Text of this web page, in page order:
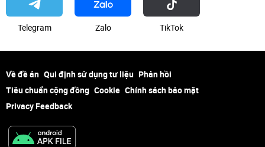
Telegram Zalo ТikТоk
Về đề án Qui định sử dụng tư liệu Phản hồi
Tiêu chuẩn cộng đồng Cookie Chính sách bảo mật
Privacy Feedback